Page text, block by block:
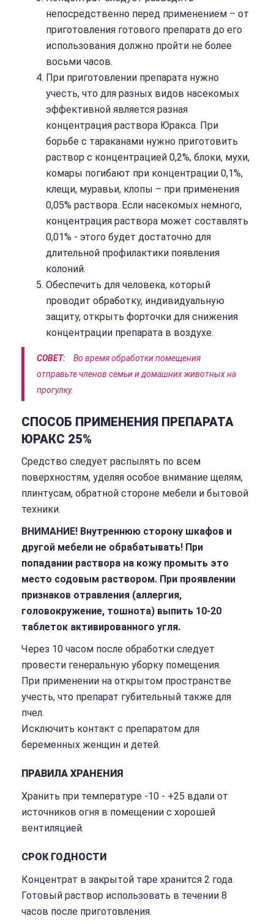
непосредственно перед применением – от
приготовления готового препарата до его
использования должно пройти не более
восьми часов.
При приготовлении препарата нужно
учесть, что для разных видов насекомых
эффективной является разная
концентрация раствора Юракса. При
борьбе с тараканами нужно приготовить
раствор с концентрацией 0,2%, блоки, мухи,
комары погибают при концентрации 0,1%,
клещи, муравьи, клопы – при применения
0,05% раствора. Если насекомых немного,
концентрация раствора может составлять
0,01% - этого будет достаточно для
длительной профилактики появления
колоний.
Обеспечить для человека, который
проводит обработку, индивидуальную
защиту, открыть форточки для снижения
концентрации препарата в воздухе.
СОВЕТ:
Во время обработки помещения
отправьте членов семьи и домашних животных на
прогулку.
СПОСОБ ПРИМЕНЕНИЯ ПРЕПАРАТА
ЮРАКС 25%
Средство следует распылять по всем
поверхностям, уделяя особое внимание щелям,
плинтусам, обратной стороне мебели и бытовой
техники.
ВНИМАНИЕ! Внутреннюю сторону шкафов и
другой мебели не обрабатывать! При
попадании раствора на кожу промыть это
место содовым раствором. При проявлении
признаков отравления (аллергия,
головокружение, тошнота) выпить 10-20
таблеток активированного угля.
Через 10 часом после обработки следует
провести генеральную уборку помещения.
При применении на открытом пространстве
учесть, что препарат губительный также для
пчел.
Исключить контакт с препаратом для
беременных женщин и детей.
ПРАВИЛА ХРАНЕНИЯ
Хранить при температуре -10 - +25 вдали от
источников огня в помещении с хорошей
вентиляцией.
СРОК ГОДНОСТИ
Концентрат в закрытой таре хранится 2 года.
Готовый раствор использовать в течении 8
часов после приготовления.